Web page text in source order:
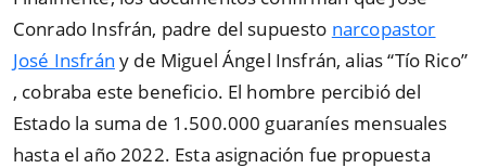
Conrado Insfrán, padre del supuesto narcopastor
José Insfrán y de Miguel Ángel Insfrán, alias “Tío Rico”
, cobraba este beneficio. El hombre percibió del
Estado la suma de 1.500.000 guaraníes mensuales
hasta el año 2022. Esta asignación fue propuesta